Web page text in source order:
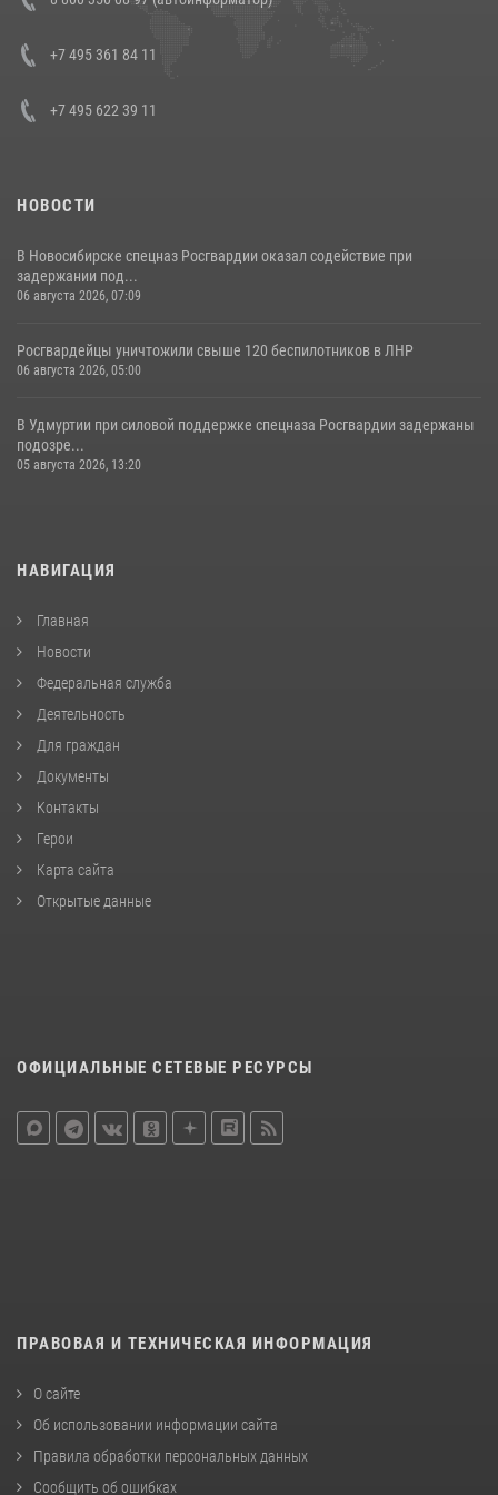
боевого опыта
+7 495 361 84 11
+7 495 622 39 11
НОВОСТИ
В Новосибирске спецназ Росгвардии оказал содействие при
задержании под...
06 августа 2026, 07:09
Росгвардейцы уничтожили свыше 120 беспилотников в ЛНР
06 августа 2026, 05:00
В Удмуртии при силовой поддержке спецназа Росгвардии задержаны
подозре...
05 августа 2026, 13:20
НАВИГАЦИЯ
Главная
Новости
Федеральная служба
Деятельность
Для граждан
Документы
Контакты
Герои
Карта сайта
Открытые данные
ОФИЦИАЛЬНЫЕ СЕТЕВЫЕ РЕСУРСЫ
ПРАВОВАЯ И ТЕХНИЧЕСКАЯ ИНФОРМАЦИЯ
О сайте
Об использовании информации сайта
Правила обработки персональных данных
Сообщить об ошибках